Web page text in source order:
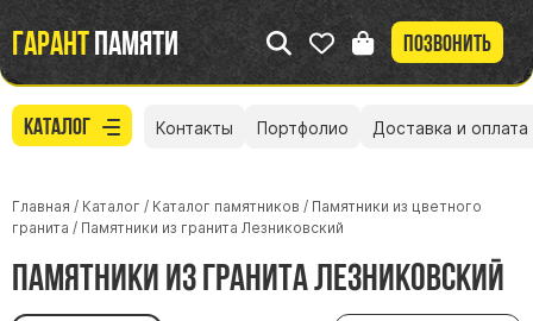
Гарантпамяти Позвонить
Каталог Контакты Портфолио Доставка и оплата
Главная / Каталог / Каталог памятников / Памятники из цветного
гранита / Памятники из гранита Лезниковский
Памятники из гранита Лезниковский